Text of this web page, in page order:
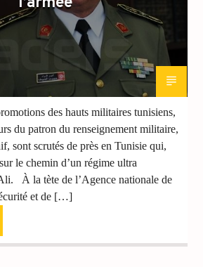
des hauts militaires tunisiens,
du patron du renseignement militaire,
sont scrutés de près en Tunisie qui,
le chemin d’un régime ultra
À la tète de l’Agence nationale de
et de […]